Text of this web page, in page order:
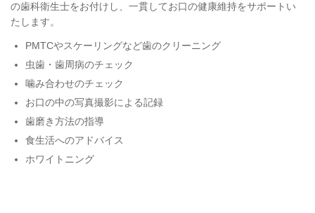
の歯科衛生士をお付けし、一貫してお口の健康維持をサポートい
たします。
PMTCやスケーリングなど歯のクリーニング
虫歯・歯周病のチェック
噛み合わせのチェック
お口の中の写真撮影による記録
歯磨き方法の指導
食生活へのアドバイス
ホワイトニング